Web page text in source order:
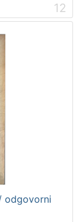
12
odgovorni